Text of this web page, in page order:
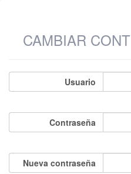
CAMBIAR
Usuario
Contraseña
Nueva contraseña